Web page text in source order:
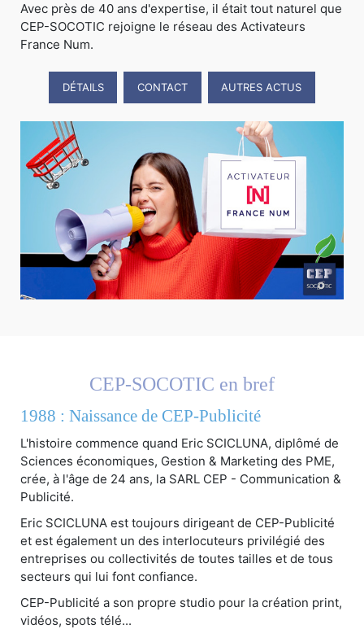
Avec près de 40 ans d'expertise, il était tout naturel que
CEP-SOCOTIC rejoigne le réseau des Activateurs
France Num.
DÉTAILS CONTACT AUTRES ACTUS
CEP-SOCOTIC en bref
1988 : Naissance de CEP-Publicité
L'histoire commence quand Eric SCICLUNA, diplômé de
Sciences économiques, Gestion & Marketing des PME,
crée, à l'âge de 24 ans, la SARL CEP - Communication &
Publicité.
Eric SCICLUNA est toujours dirigeant de CEP-Publicité
et est également un des interlocuteurs privilégié des
entreprises ou collectivités de toutes tailles et de tous
secteurs qui lui font confiance.
CEP-Publicité a son propre studio pour la création print,
vidéos, spots télé...